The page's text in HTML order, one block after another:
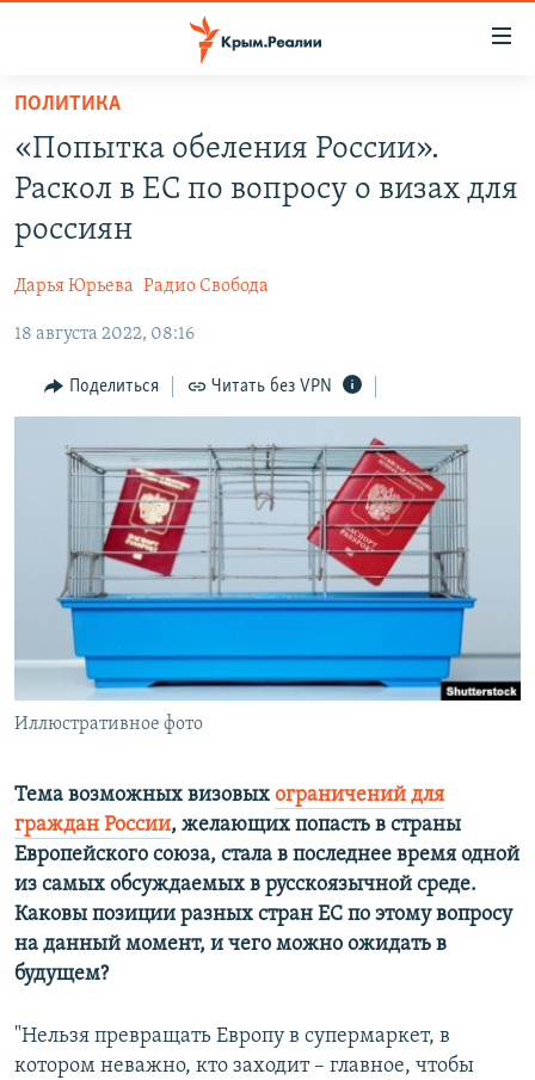
Вернуться
основному
содержанию
главной
навигации
Вернутся
поиску
11 ЛЕТ ОККУПАЦИИ КРЫМА. 11 ИСТОРИЙ СОПРОТИВЛЕНИЯ
ЕЩЕ
ИНТЕРАКТИВ
ИНФОГРАФИКА
СОВЕТЫ ПРАВОЗАЩИТНИКОВ
ПРОПАВШИЕ БЕЗ ВЕСТИ
ПОБЕДИТЕЛЕЙ НЕ СУДЯТ?
КРЫМ.НЕПОКОРЕННЫЙ
ELIFBE
УКРАИНСКАЯ ПРОБЛЕМА КРЫМА
РАДІО СВОБОДА
КАК ОБОЙТИ БЛОКИРОВКУ
Українською
Qırımtatar
ПРИСОЕДИНЯЙТЕСЬ!
Все сайты RFE/RL
ПОЛИТИКА
«Попытка обеления России».
Раскол в ЕС по вопросу о визах для
россиян
Дарья Юрьева Радио Свобода
18 августа 2022, 08:16
Поделиться Читать без VPN
Иллюстративное фото
Тема возможных визовых ограничений для
граждан России, желающих попасть в страны
Европейского союза, стала в последнее время одной
из самых обсуждаемых в русскоязычной среде.
Каковы позиции разных стран ЕС по этому вопросу
на данный момент, и чего можно ожидать в
будущем?
"Нельзя превращать Европу в супермаркет, в
котором неважно, кто заходит – главное, чтобы